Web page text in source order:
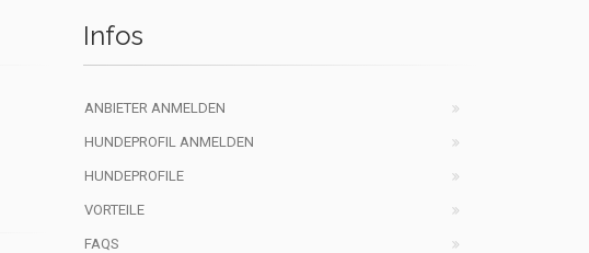
Infos
ANBIETER ANMELDEN
HUNDEPROFIL ANMELDEN
HUNDEPROFILE
VORTEILE
FAQS